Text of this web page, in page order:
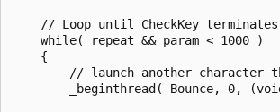
// Loop until CheckKey
    while( repeat && param < 1000 )
    {
// launch another character
_beginthread( Bounce, 0,